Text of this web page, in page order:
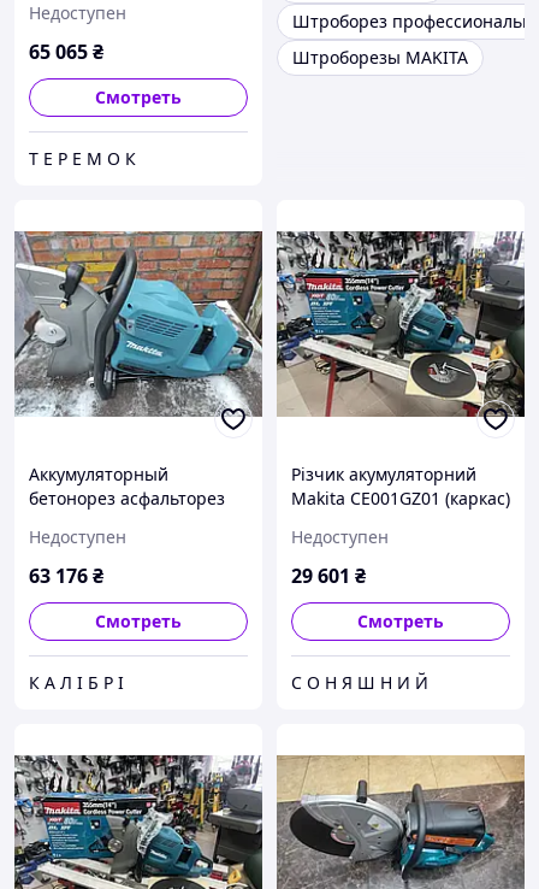
Недоступен
65 065₴
Смотреть
Т Е Р Е М О К
Штроборез
Штроборезы MAKITA
Аккумуляторный
бетонорез асфальторез
Недоступен
63 176₴
Смотреть
К А Л І Б Р І
Різчик акумуляторний
Makita CE001GZ01 (каркас)
Недоступен
29 601 ₴
Смотреть
С О Н Я Ш Н И Й